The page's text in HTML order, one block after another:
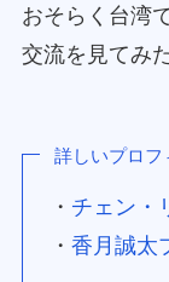
おそらく台湾
交流を見てみ
詳しいプロフ
・ チェン・
・香月誠太